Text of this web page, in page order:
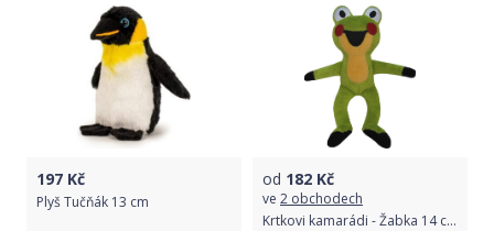
197 Kč
Plyš Tučňák 13 cm
od 182 Kč
ve 2 obchodech
Krtkovi kamarádi - Žabka 14 cm